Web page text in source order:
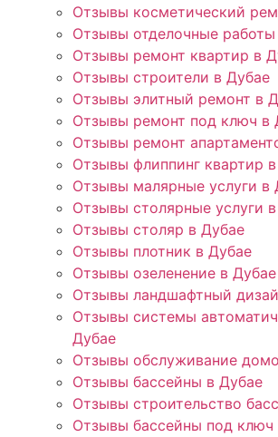
Отзывы косметический
Отзывы отделочные
Отзывы ремонт квартир в
Отзывы строители в Дубае
Отзывы элитный ремонт в
Отзывы ремонт под ключ в
Отзывы ремонт
Отзывы флиппинг квартир
Отзывы малярные услуги в
Отзывы столярные услуги
Отзывы столяр в Дубае
Отзывы плотник в Дубае
Отзывы озеленение в Дубае
Отзывы ландшафтный
Отзывы системы
Дубае
Отзывы обслуживание
Отзывы бассейны в Дубае
Отзывы строительство
Отзывы бассейны под ключ